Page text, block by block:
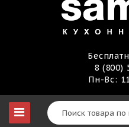
8 (800)
Пн-Вс: